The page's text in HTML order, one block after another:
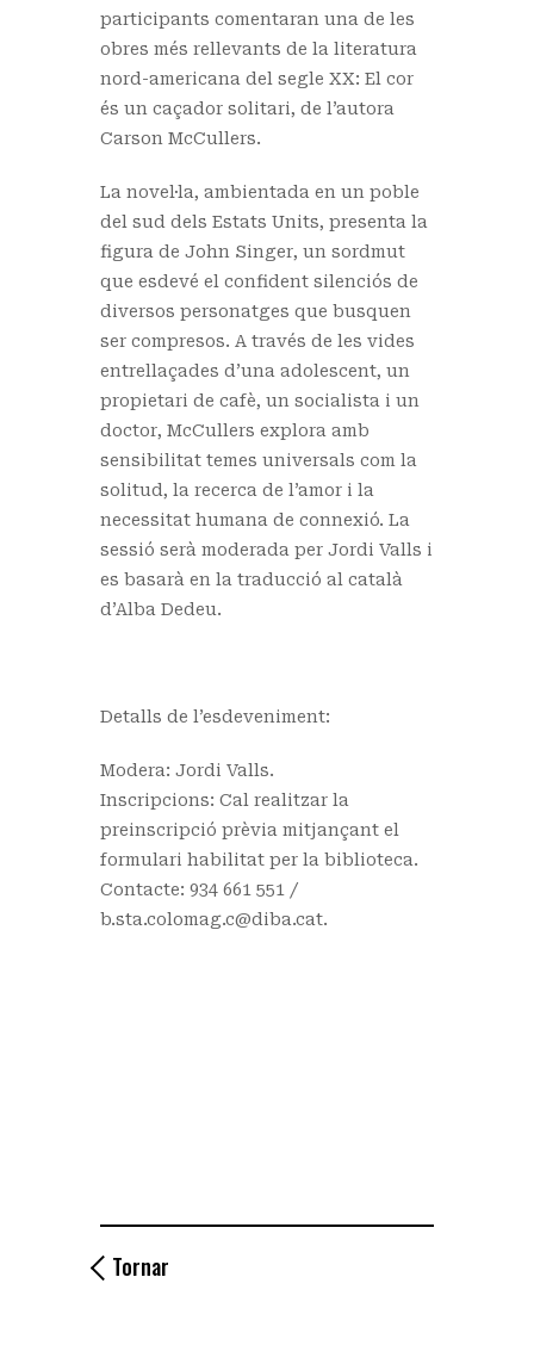
participants comentaran una de les
obres més rellevants de la literatura
nord-americana del segle XX: El cor
és un caçador solitari, de l’autora
Carson McCullers.
La novel·la, ambientada en un poble
del sud dels Estats Units, presenta la
figura de John Singer, un sordmut
que esdevé el confident silenciós de
diversos personatges que busquen
ser compresos. A través de les vides
entrellaçades d’una adolescent, un
propietari de cafè, un socialista i un
doctor, McCullers explora amb
sensibilitat temes universals com la
solitud, la recerca de l’amor i la
necessitat humana de connexió. La
sessió serà moderada per Jordi Valls i
es basarà en la traducció al català
d’Alba Dedeu.
Detalls de l’esdeveniment:
Modera: Jordi Valls.
Inscripcions: Cal realitzar la
preinscripció prèvia mitjançant el
formulari habilitat per la biblioteca.
Contacte: 934 661 551 /
b.sta.colomag.c@diba.cat.
Tornar